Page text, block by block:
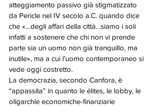
atteggiamento passivo già stigmatizzato
da Pericle nel IV secolo a.C. quando dice
che «…degli affari della città…siamo i soli
infatti a sostenere che chi non vi prende
parte sia un uomo non già tranquillo, ma
inutile», ma a cui l’uomo contemporaneo si
vede oggi costretto.
La democrazia, secondo Canfora, è
“appassita” in quanto le élites, le lobby, le
oligarchie economiche-finanziarie